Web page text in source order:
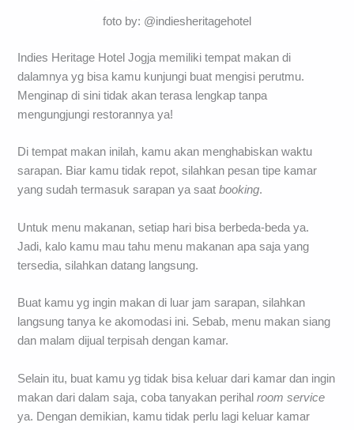
foto by: @indiesheritagehotel
Indies Heritage Hotel Jogja memiliki tempat makan di
dalamnya yg bisa kamu kunjungi buat mengisi perutmu.
Menginap di sini tidak akan terasa lengkap tanpa
mengungjungi restorannya ya!
Di tempat makan inilah, kamu akan menghabiskan waktu
sarapan. Biar kamu tidak repot, silahkan pesan tipe kamar
yang sudah termasuk sarapan ya saatbooking.
Untuk menu makanan, setiap hari bisa berbeda-beda ya.
Jadi, kalo kamu mau tahu menu makanan apa saja yang
tersedia, silahkan datang langsung.
Buat kamu yg ingin makan di luar jam sarapan, silahkan
langsung tanya ke akomodasi ini. Sebab, menu makan siang
dan malam dijual terpisah dengan kamar.
Selain itu, buat kamu yg tidak bisa keluar dari kamar dan ingin
makan dari dalam saja, coba tanyakan perihalroom service
ya. Dengan demikian, kamu tidak perlu lagi keluar kamar